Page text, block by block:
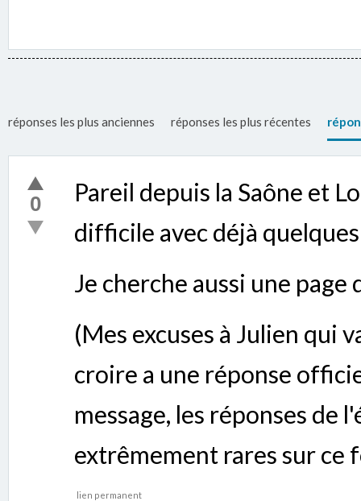
réponses les plus anciennes réponses les plus récentes
0
Pareil depuis la Saône et
difficile avec déjà
Je cherche aussi une page
(Mes excuses à Julien qui
croire a une réponse
message, les réponses de
extrêmement rares sur ce
lien permanent